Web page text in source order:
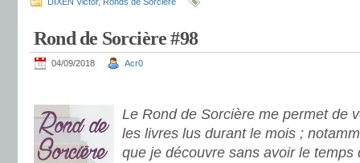
Rond de Sorcière #98
04/09/2018 Acr0
Le Rond de Sorcière me permet de
les livres lus durant le mois ;
que je découvre sans avoir le temps